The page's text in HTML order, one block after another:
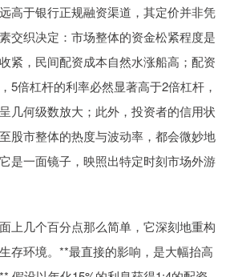
高于银行正规融资渠道，其定价并非凭
交织决定：市场整体的资金松紧程度是
紧，民间配资成本自然水涨船高；配资
5倍杠杆的利率必然显著高于2倍杠杆，
几何级数放大；此外，投资者的信用状
股市整体的热度与波动率，都会微妙地
是一面镜子，映照出特定时刻市场外游
上几个百分点那么简单，它深刻地重构
存环境。**最直接的影响，是大幅抬高